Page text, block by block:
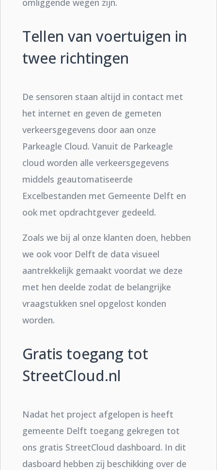
Tellen van voertuigen in
twee richtingen
De sensoren staan altijd in contact met
het internet en geven de gemeten
verkeersgegevens door aan onze
Parkeagle Cloud. Vanuit de Parkeagle
cloud worden alle verkeersgegevens
middels geautomatiseerde
Excelbestanden met Gemeente Delft en
ook met opdrachtgever gedeeld.
Zoals we bij al onze klanten doen, hebben
we ook voor Delft de data visueel
aantrekkelijk gemaakt voordat we deze
met hen deelde zodat de belangrijke
vraagstukken snel opgelost konden
worden.
Gratis toegang tot
StreetCloud.nl
Nadat het project afgelopen is heeft
gemeente Delft toegang gekregen tot
ons gratis StreetCloud dashboard. In dit
dasboard hebben zij beschikking over de